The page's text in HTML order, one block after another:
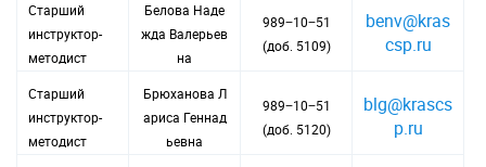
Старший
инструктор-
методист
Белова Наде
жда Валерьев
на
989−10−51
(доб. 5109)
benv@kras
csp.ru
Старший
инструктор-
методист
Брюханова Л
ариса Геннад
ьевна
989−10−51
(доб. 5120)
blg@krascs
p.ru